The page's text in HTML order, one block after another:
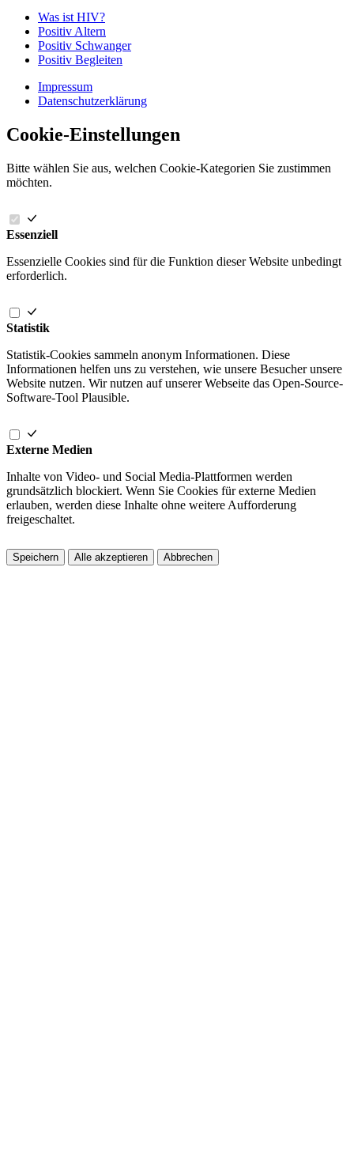
Was ist HIV?
Positiv Altern
Positiv Schwanger
Positiv Begleiten
Impressum
Datenschutzerklärung
Cookie-Einstellungen
Bitte wählen Sie aus, welchen Cookie-Kategorien Sie zustimmen
möchten.
Essenziell
Essenzielle Cookies sind für die Funktion dieser Website unbedingt
erforderlich.
Statistik
Statistik-Cookies sammeln anonym Informationen. Diese
Informationen helfen uns zu verstehen, wie unsere Besucher unsere
Website nutzen. Wir nutzen auf unserer Webseite das Open-Source-
Software-Tool Plausible.
Externe Medien
Inhalte von Video- und Social Media-Plattformen werden
grundsätzlich blockiert. Wenn Sie Cookies für externe Medien
erlauben, werden diese Inhalte ohne weitere Aufforderung
freigeschaltet.
Speichern Alle akzeptieren Abbrechen